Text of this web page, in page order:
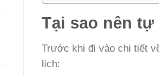
Tại sao nên
Trước khi đi vào chi tiết
lịch: